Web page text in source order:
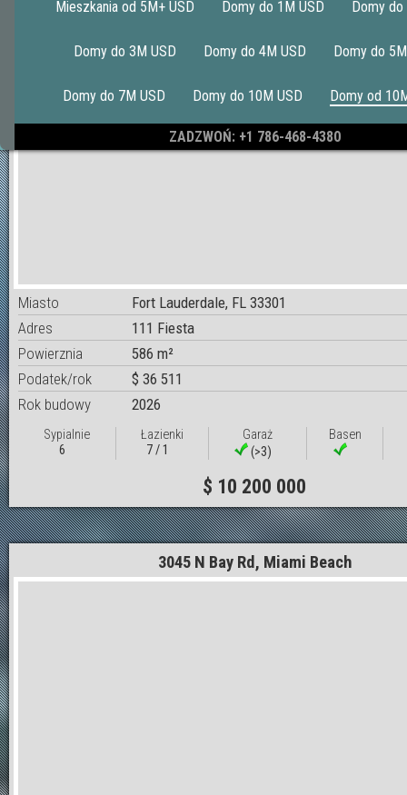
Mieszkania od 5M+ USD Domy do 1M USD Domy
Domy do 3M USD Domy do 4M USD Domy do
Domy do 7M USD Domy do 10M USD Domy od
ZADZWOŃ: +1 786-468-4380
Miasto
Fort Lauderdale, FL 33301
Adres
111 Fiesta
Powierznia
586 m²
Podatek/rok
$ 36 511
Rok budowy
2026
Sypialnie
6
Łazienki
7 / 1
Garaż
(>3)
Basen
$ 10 200 000
3045 N Bay Rd, Miami Beach